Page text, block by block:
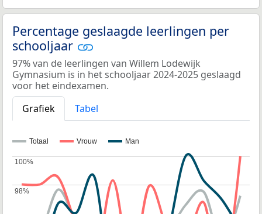
Percentage geslaagde leerlingen per
schooljaar
97% van de leerlingen van Willem Lodewijk
Gymnasium is in het schooljaar 2024-2025 geslaagd
voor het eindexamen.
Grafiek
Tabel
Totaal Vrouw Man
98%
98%
100%
100%